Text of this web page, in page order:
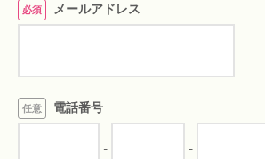
必須 メールアドレス
任意 電話番号
- -